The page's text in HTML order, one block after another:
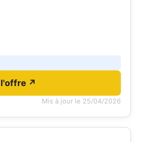
l'offre ↗
Mis à jour le 25/04/2026